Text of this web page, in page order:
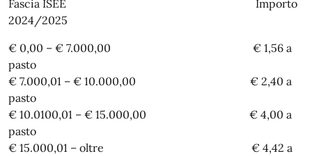
Fascia ISEE Importo
2024/2025
€ 0,00 – € 7.000,00 € 1,56 a
pasto
€ 7.000,01 – € 10.000,00 € 2,40 a
pasto
€ 10.0100,01 – € 15.000,00 € 4,00 a
pasto
€ 15.000,01 – oltre € 4,42 a